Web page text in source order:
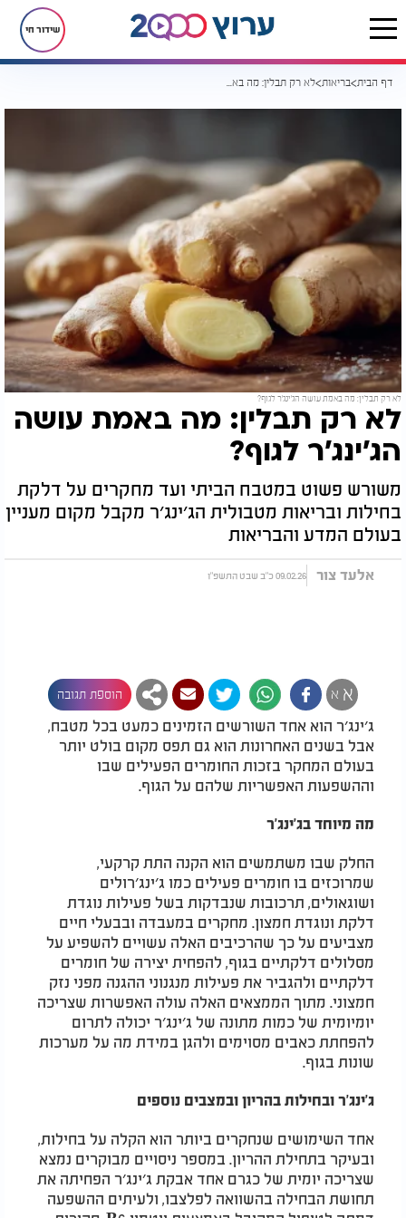
שידור חי
דף הבית בריאות לא רק תבלין: מה באמת עושה הג׳ינג׳ר לגוף?
לא רק תבלין: מה באמת עושה הג׳ינג׳ר לגוף?
לא רק תבלין: מה באמת עושה
הג׳ינג׳ר לגוף?
משורש פשוט במטבח הביתי ועד מחקרים על דלקת
בחילות ובריאות מטבולית הג׳ינג׳ר מקבל מקום מעניין
בעולם המדע והבריאות
אלעד צור 09.02.26 כ"ב שבט התשפ"ו
א א הוספת תגובה
ג׳ינג׳ר הוא אחד השורשים הזמינים כמעט בכל מטבח,
אבל בשנים האחרונות הוא גם תפס מקום בולט יותר
בעולם המחקר בזכות החומרים הפעילים שבו
וההשפעות האפשריות שלהם על הגוף.​
מה מיוחד בג׳ינג׳ר
החלק שבו משתמשים הוא הקנה התת קרקעי,
שמרוכזים בו חומרים פעילים כמו ג׳ינג׳רולים
ושוגאולים, תרכובות שנבדקות בשל פעילות נוגדת
דלקת ונוגדת חמצון. מחקרים במעבדה ובבעלי חיים
מצביעים על כך שהרכיבים האלה עשויים להשפיע על
מסלולים דלקתיים בגוף, להפחית יצירה של חומרים
דלקתיים ולהגביר את פעילות מנגנוני ההגנה מפני נזק
חמצוני. מתוך הממצאים האלה עולה האפשרות שצריכה
יומיומית של כמות מתונה של ג׳ינג׳ר יכולה לתרום
להפחתת כאבים מסוימים ולהגן במידת מה על מערכות
שונות בגוף.​
ג׳ינג׳ר ובחילות בהריון ובמצבים נוספים
אחד השימושים שנחקרים ביותר הוא הקלה על בחילות,
ובעיקר בתחילת ההריון. במספר ניסויים מבוקרים נמצא
שצריכה יומית של כגרם אחד אבקת ג׳ינג׳ר הפחיתה את
תחושת הבחילה בהשוואה לפלצבו, ולעיתים ההשפעה